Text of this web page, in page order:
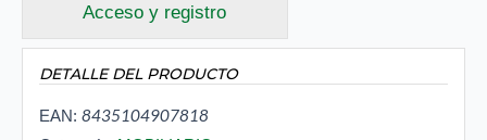
Acceso y registro
DETALLE DEL PRODUCTO
EAN: 8435104907818